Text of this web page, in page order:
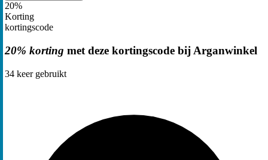
20%
Korting
kortingscode
20% korting met deze kortingscode bij Arganwinkel
34 keer gebruikt